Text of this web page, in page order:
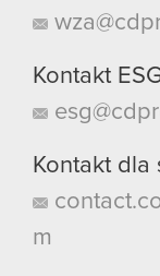
Kontakt
Kontakt dla
m